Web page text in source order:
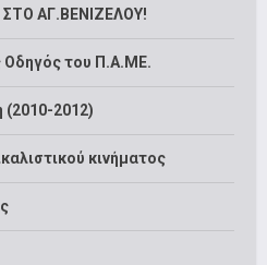
ΑΓ.ΒΕΝΙΖΕΛΟΥ!
Οδηγός του Π.Α.ΜΕ.
(2010-2012)
κινήματος